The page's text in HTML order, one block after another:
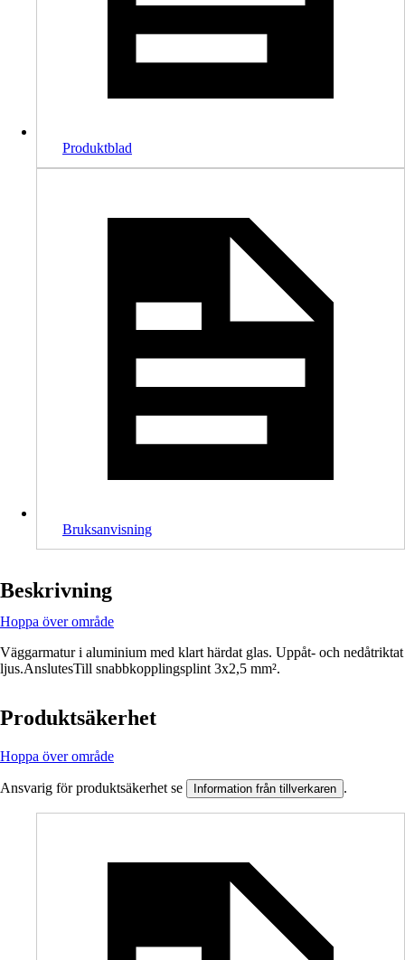
Produktblad
Bruksanvisning
Beskrivning
Hoppa över område
Väggarmatur i aluminium med klart härdat glas. Uppåt- och nedåtriktat
ljus.AnslutesTill snabbkopplingsplint 3x2,5 mm².
Produktsäkerhet
Hoppa över område
Ansvarig för produktsäkerhet se Information från tillverkaren .